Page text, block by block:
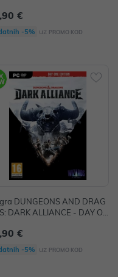
€
-5% uz PROMO KOD
DUNGEONS AND DRAG
DARK ALLIANCE - DAY ON
€
-5% uz PROMO KOD